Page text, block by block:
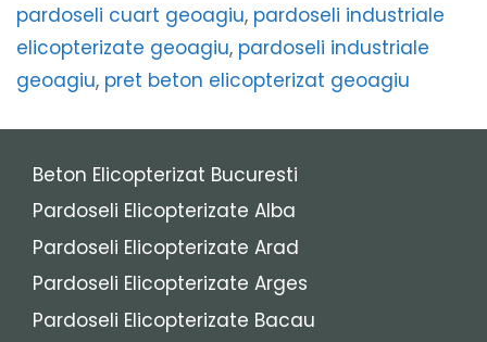
pardoseli cuart geoagiu, pardoseli industriale
elicopterizate geoagiu, pardoseli industriale
geoagiu, pret beton elicopterizat geoagiu
Beton Elicopterizat Bucuresti
Pardoseli Elicopterizate Alba
Pardoseli Elicopterizate Arad
Pardoseli Elicopterizate Arges
Pardoseli Elicopterizate Bacau